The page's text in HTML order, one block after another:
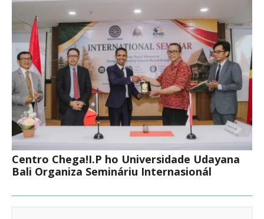
Centro Chega!I.P ho Universidade Udayana
Bali Organiza Semináriu Internasionál